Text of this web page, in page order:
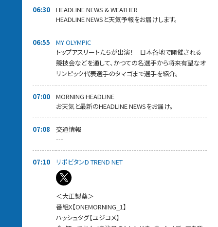
06:30
HEADLINE NEWS & WEATHER
HEADLINE NEWSと天気予報をお届けします。
06:55
MY OLYMPIC
トップアスリートたちが出演！ 日本各地で開催される
競技会などを通して、かつての名選手から将来有望なオ
リンピック代表選手のタマゴまで選手を紹介。
07:00
MORNING HEADLINE
お天気と最新のHEADLINE NEWSをお届け。
07:08
交通情報
---
07:10 リポビタンD TREND NET
＜大正製薬＞
番組X【ONEMORNING_1】
ハッシュタグ【ユジコメ】